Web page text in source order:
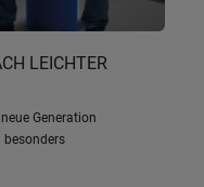
LEICHTER
Generation
besonders